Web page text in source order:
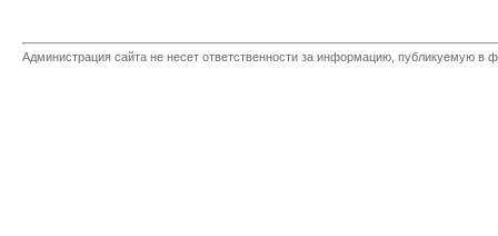
Администрация сайта не несет ответственности за информацию, публикуемую